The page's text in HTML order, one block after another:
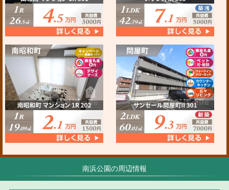
南浜公園の周辺情報